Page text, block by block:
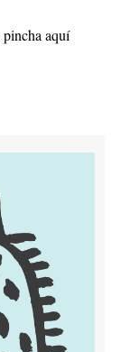
pincha aquí